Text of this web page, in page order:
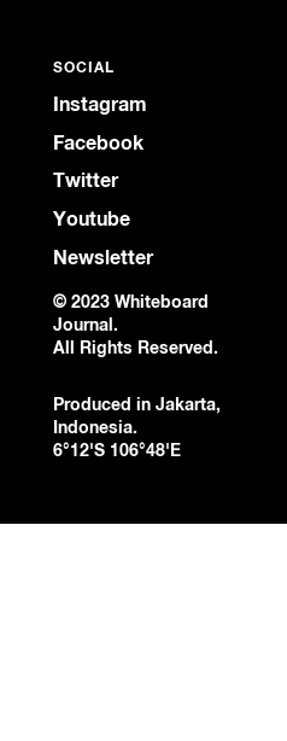
SOCIAL
Instagram
Facebook
Twitter
Youtube
Newsletter
© 2023 Whiteboard
Journal.
All Rights Reserved.
Produced in Jakarta,
Indonesia.
6°12'S 106°48'E